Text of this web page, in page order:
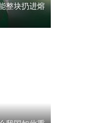
整块扔进熔